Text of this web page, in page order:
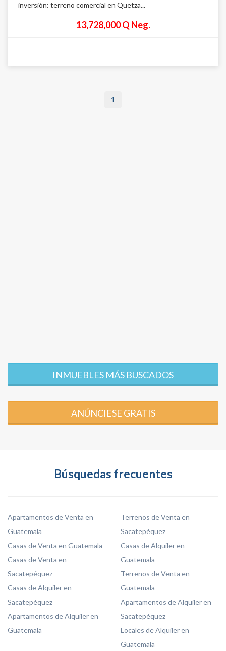
inversión: terreno comercial en Quetza...
13,728,000 Q Neg.
1
INMUEBLES MÁS BUSCADOS
ANÚNCIESE GRATIS
Búsquedas frecuentes
Apartamentos de Venta en
Guatemala
Casas de Venta en Guatemala
Casas de Venta en
Sacatepéquez
Casas de Alquiler en
Sacatepéquez
Apartamentos de Alquiler en
Guatemala
Terrenos de Venta en
Sacatepéquez
Casas de Alquiler en
Guatemala
Terrenos de Venta en
Guatemala
Apartamentos de Alquiler en
Sacatepéquez
Locales de Alquiler en
Guatemala